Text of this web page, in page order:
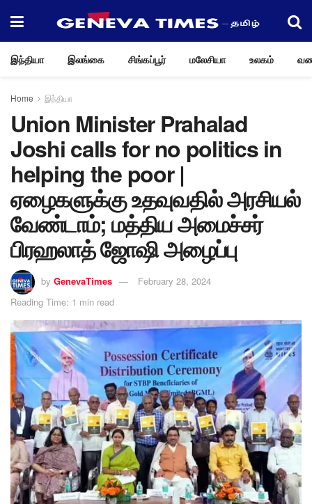
இந்தியா இலங்கை சிங்கப்பூர் மலேசியா உலகம்
Home இந்தியா
Union Minister Prahalad
Joshi calls for no politics in
helping the poor |
ஏழைகளுக்கு உதவுவதில் அரசியல்
வேண்டாம்; மத்திய அமைச்சர்
பிரஹலாத் ஜோஷி அழைப்பு
by GenevaTimes
February 28, 2024
Reading Time: 1 min read